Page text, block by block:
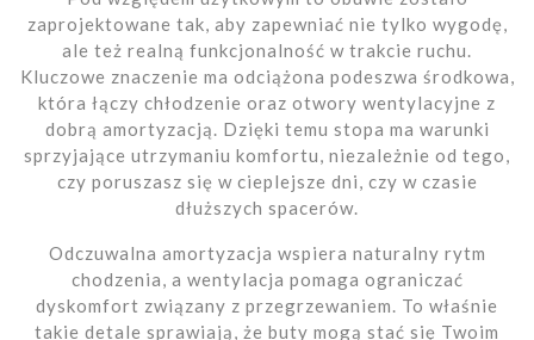
zaprojektowane tak, aby zapewniać nie tylko wygodę,
ale też realną funkcjonalność w trakcie ruchu.
Kluczowe znaczenie ma odciążona podeszwa środkowa,
która łączy chłodzenie oraz otwory wentylacyjne z
dobrą amortyzacją. Dzięki temu stopa ma warunki
sprzyjające utrzymaniu komfortu, niezależnie od tego,
czy poruszasz się w cieplejsze dni, czy w czasie
dłuższych spacerów.
Odczuwalna amortyzacja wspiera naturalny rytm
chodzenia, a wentylacja pomaga ograniczać
dyskomfort związany z przegrzewaniem. To właśnie
takie detale sprawiają, że buty mogą stać się Twoim